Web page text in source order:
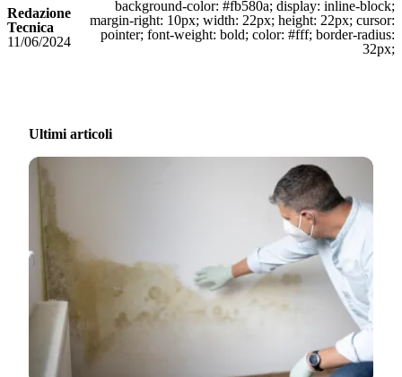
Redazione
Tecnica
11/06/2024
background-color: #fb580a; display: inline-block;
margin-right: 10px; width: 22px; height: 22px; cursor:
pointer; font-weight: bold; color: #fff; border-radius:
32px;
Ultimi articoli